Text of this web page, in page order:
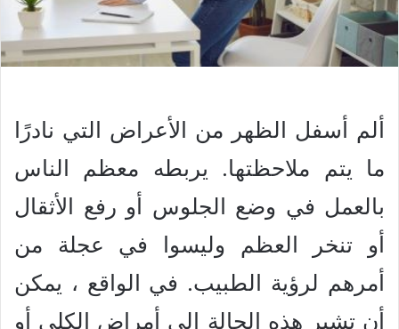
ألم أسفل الظهر من الأعراض التي نادرًا
ما يتم ملاحظتها. يربطه معظم الناس
بالعمل في وضع الجلوس أو رفع الأثقال
أو تنخر العظم وليسوا في عجلة من
أمرهم لرؤية الطبيب. في الواقع ، يمكن
أن تشير هذه الحالة إلى أمراض الكلى أو